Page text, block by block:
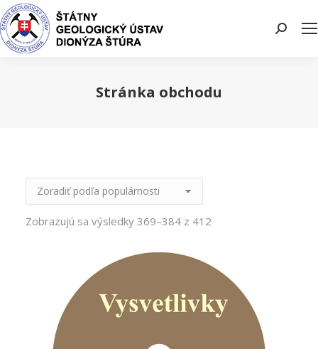
Search:
Stránka obchodu
Zobrazujú sa výsledky 369–384 z 412